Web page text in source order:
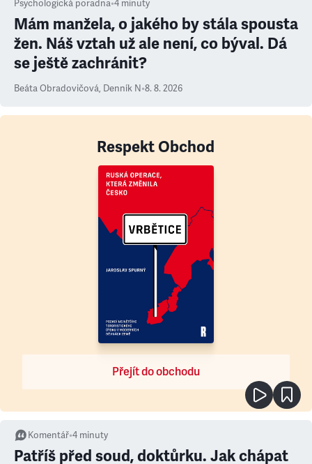
Psychologická poradna•4 minuty
Mám manžela, o jakého by stála spousta
žen. Náš vztah už ale není, co býval. Dá
se ještě zachránit?
Beáta Obradovičová, Denník N•8. 8. 2026
Respekt Obchod
Přejít do obchodu
Komentář•4 minuty
Patříš před soud, doktůrku. Jak chápat